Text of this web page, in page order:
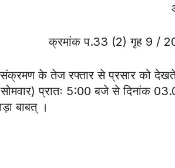
क्रमांक प.33 (2) गृह 9 /
संक्रमण के तेज रफ्तार से प्रसार को
प्रातः 5:00 बजे से दिनांक
बाबत् ।